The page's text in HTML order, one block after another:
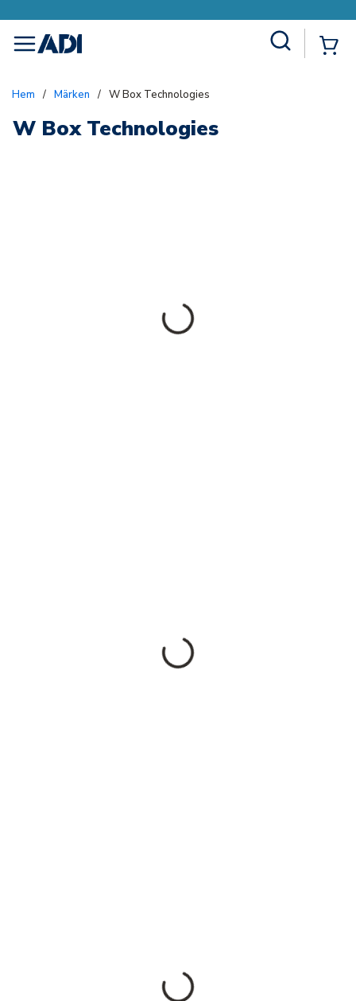
menu
Hem / Märken / W Box Technologies
W Box Technologies